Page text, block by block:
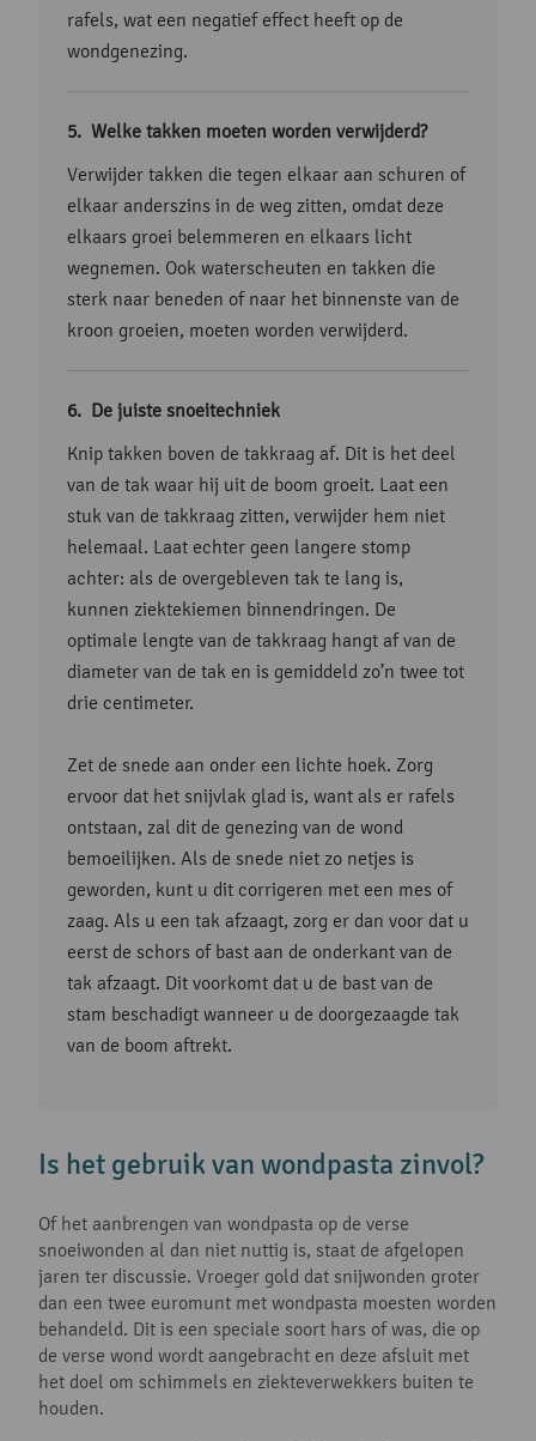
rafels, wat een negatief effect heeft op de
wondgenezing.
Welke takken moeten worden verwijderd?
Verwijder takken die tegen elkaar aan schuren of
elkaar anderszins in de weg zitten, omdat deze
elkaars groei belemmeren en elkaars licht
wegnemen. Ook waterscheuten en takken die
sterk naar beneden of naar het binnenste van de
kroon groeien, moeten worden verwijderd.
De juiste snoeitechniek
Knip takken boven de takkraag af. Dit is het deel
van de tak waar hij uit de boom groeit. Laat een
stuk van de takkraag zitten, verwijder hem niet
helemaal. Laat echter geen langere stomp
achter: als de overgebleven tak te lang is,
kunnen ziektekiemen binnendringen. De
optimale lengte van de takkraag hangt af van de
diameter van de tak en is gemiddeld zo’n twee tot
drie centimeter.
Zet de snede aan onder een lichte hoek. Zorg
ervoor dat het snijvlak glad is, want als er rafels
ontstaan, zal dit de genezing van de wond
bemoeilijken. Als de snede niet zo netjes is
geworden, kunt u dit corrigeren met een mes of
zaag. Als u een tak afzaagt, zorg er dan voor dat u
eerst de schors of bast aan de onderkant van de
tak afzaagt. Dit voorkomt dat u de bast van de
stam beschadigt wanneer u de doorgezaagde tak
van de boom aftrekt.
Is het gebruik van wondpasta zinvol?
Of het aanbrengen van wondpasta op de verse
snoeiwonden al dan niet nuttig is, staat de afgelopen
jaren ter discussie. Vroeger gold dat snijwonden groter
dan een twee euromunt met wondpasta moesten worden
behandeld. Dit is een speciale soort hars of was, die op
de verse wond wordt aangebracht en deze afsluit met
het doel om schimmels en ziekteverwekkers buiten te
houden.